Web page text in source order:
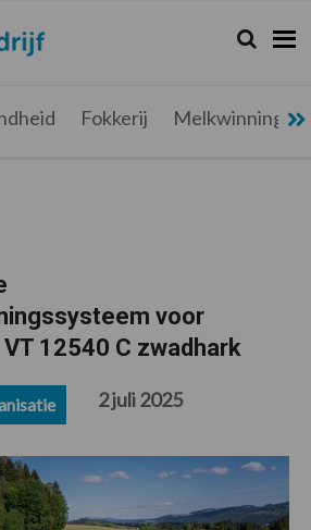
Zoeken...
Zoek
Fokkerij Melkwinning
voor
12540 C zwadhark
2 juli 2025